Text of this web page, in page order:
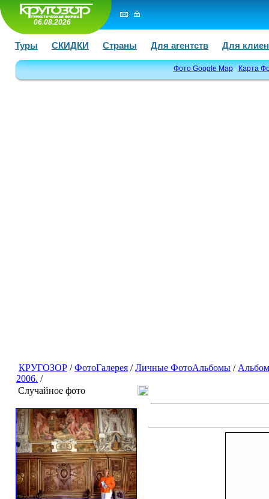
06.08.2026
Туры СКИДКИ Страны Для агентств Для
Фото Google Map Карта
КРУГОЗОР /ФотоГалерея /Личные ФотоАльбомы /
2006. /
Случайное фото